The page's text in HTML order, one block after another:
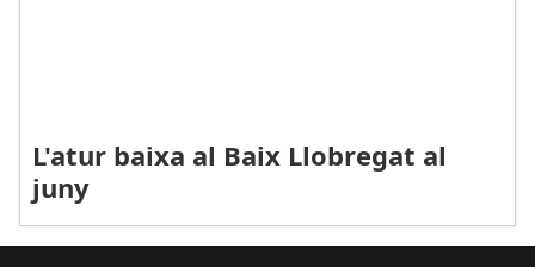
L'atur baixa al Baix Llobregat al
juny